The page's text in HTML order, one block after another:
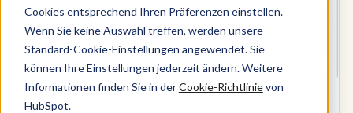
Cookies entsprechend Ihren Präferenzen einstellen.
Wenn Sie keine Auswahl treffen, werden unsere
Standard-Cookie-Einstellungen angewendet. Sie
können Ihre Einstellungen jederzeit ändern. Weitere
Informationen finden Sie in derCookie-Richtlinievon
HubSpot.